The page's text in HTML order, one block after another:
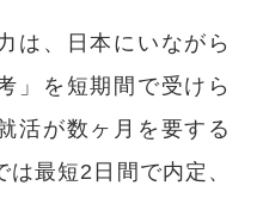
は、日本にいながら
」を短期間で受けら
活が数ヶ月を要する
最短2日間で内定、